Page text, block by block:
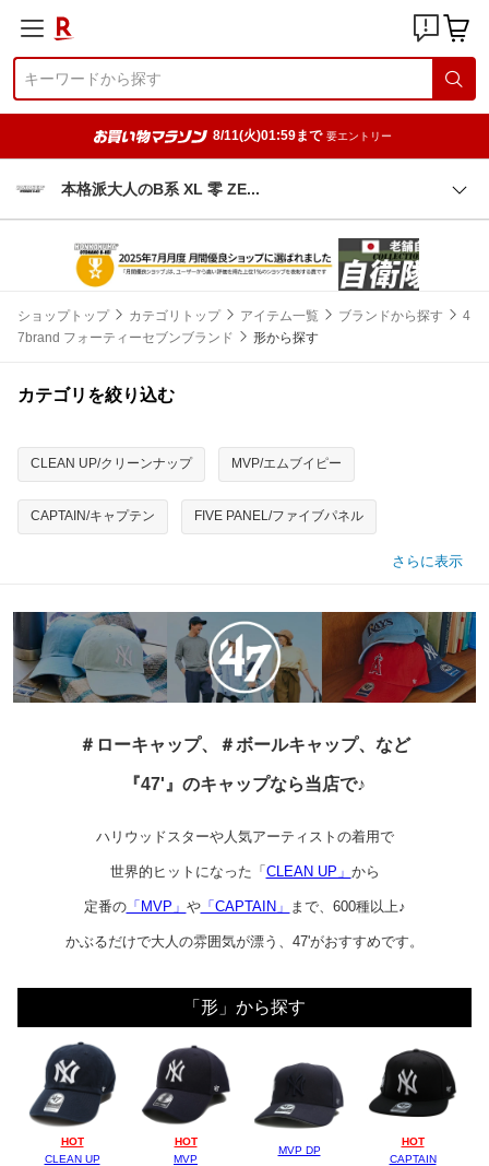
8/11(火)01:59まで 要エントリー
本格派大人のB系 XL 零 ZE
ショップトップ カテゴリトップ アイテム一覧 ブランドから探す
4
7brand フォーティーセブンブランド
形から探す
カテゴリを絞り込む
CLEAN UP/クリーンナップ MVP/エムブイピー
CAPTAIN/キャプテン FIVE PANEL/ファイブパネル
さらに表示
＃ローキャップ、＃ボールキャップ、など
『47'』のキャップなら当店で♪
ハリウッドスターや人気アーティストの着用で
世界的ヒットになった「CLEAN UP」 から
定番の「MVP」 や「CAPTAIN」 まで、600種以上♪
かぶるだけで大人の雰囲気が漂う、47'がおすすめです。
「形」から探す
HOT
CLEAN UP
HOT
MVP
MVP DP
HOT
CAPTAIN